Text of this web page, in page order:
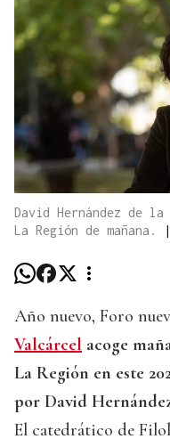
David Hernández de
La Región de mañana.
|
Año nuevo, Foro
Valcárcel acoge
La Región en este
por David
El catedrático de